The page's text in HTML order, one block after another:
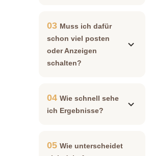
03 Muss ich dafür
schon viel posten
oder Anzeigen
schalten?
04 Wie schnell sehe
ich Ergebnisse?
05 Wie unterscheidet